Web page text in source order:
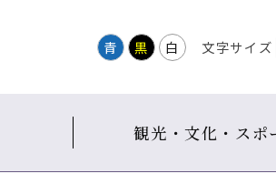
青 黒 白 文字サイズ
観光・文化・スポ